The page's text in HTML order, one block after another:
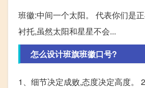
班徽:中间一个太阳。 代表你们是
衬托,虽然太阳和星星不会...
怎么设计班旗班徽口号?
1、细节决定成败,态度决定高度。